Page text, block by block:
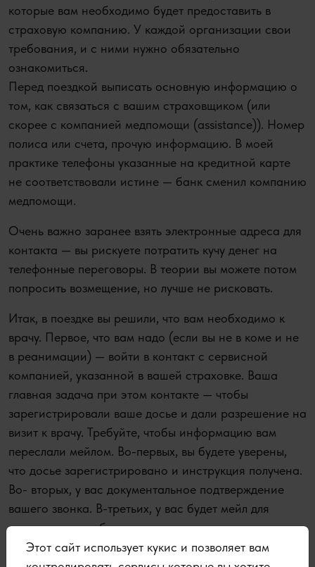
которые вам необходимо будет предоставить в
страховую компанию. У каждой организации свои
требования, и с ними нужно обязательно
ознакомиться.
Перед поездкой выписать основную информацию о
том, как связаться с вашим страховщиком (или
скорее с компанией медпомощи (assistance)). Номер
полиса или счета, прочую информацию. В моей
практике телефоны указанные на кредитной карте
не соответствовали истине — банк сменил кoмпанию
медпомощи.
Очень важно заранее взять электронные адреса для
контакта — вы рискуете потратить кучу денег на
телефонные переговоры. В теории вы можете потом
попросить возмещение, но лучше не рисковать.
Итак, в поездке вы решили, что вам необходимо к
врачу. Первое, что вам надо (если вы не в коме и не
в реанимации) — войти в контакт с сервисной
кoмпанией, указанной в вашей страховке. Ваша
главная задача при этом контакте — чтобы
зарегистрировали ваше досье и дали разрешение на
визит к врачу. Требуйте, чтобы информацию вам
переслали мейлом. Во-первых, вы будете уверены,
что досье зарегистрировано и инструкция получена.
Во- вторых, у вас документальное подтверждение
вашего звонка. В-третьих, у вас будет мейл для
последующего общения.
Что считать страховым случаем?
Этот сайт использует кукис и позволяет вам